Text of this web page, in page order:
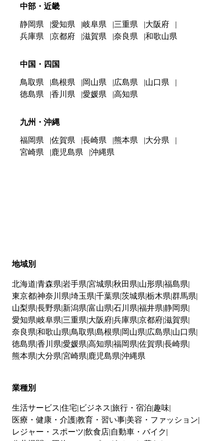
中部・近畿
静岡県 愛知県 岐阜県 三重県
大阪府
兵庫県
京都府 滋賀県 奈良県 和歌山県
中国・四国
鳥取県 島根県 岡山県 広島県
山口県
徳島県
香川県 愛媛県 高知県
九州・沖縄
福岡県 佐賀県 長崎県 熊本県
大分県
宮崎県
鹿児島県 沖縄県
地域別
北海道 青森県 岩手県 宮城県 秋田県 山形県 福島県
東京都神奈川県 埼玉県 千葉県 茨城県 栃木県 群馬県
山梨県 長野県 新潟県 富山県 石川県 福井県 静岡県
愛知県 岐阜県 三重県 大阪府兵庫県 京都府滋賀県
奈良県 和歌山県 鳥取県 島根県 岡山県 広島県 山口県
徳島県 香川県 愛媛県 高知県 福岡県 佐賀県 長崎県
熊本県 大分県 宮崎県 鹿児島県 沖縄県
業種別
生活サービス 住宅 ビジネス 旅行・宿泊 趣味
医療・健康・介護教育・習い事 美容・ファッション
レジャー・スポーツ 飲食店 自動車・バイク